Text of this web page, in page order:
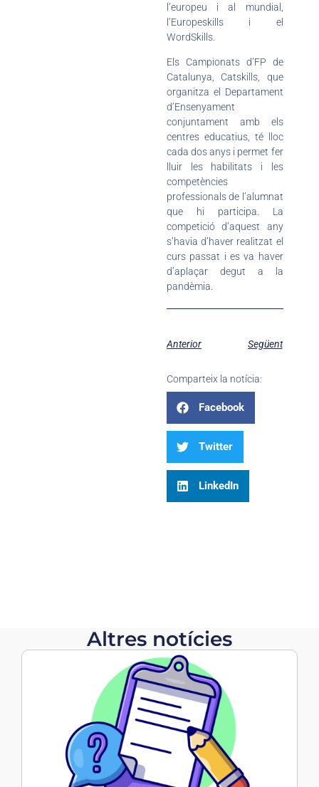
l’europeu i al mundial,
l’Europeskills i el
WordSkills.
Els Campionats d’FP de
Catalunya, Catskills, que
organitza el Departament
d’Ensenyament
conjuntament amb els
centres educatius, té lloc
cada dos anys i permet fer
lluir les habilitats i les
competències
professionals de l’alumnat
que hi participa. La
competició d’aquest any
s’havia d’haver realitzat el
curs passat i es va haver
d’aplaçar degut a la
pandèmia.
Anterior Següent
Comparteix la notícia:
Facebook
Twitter
LinkedIn
Altres notícies